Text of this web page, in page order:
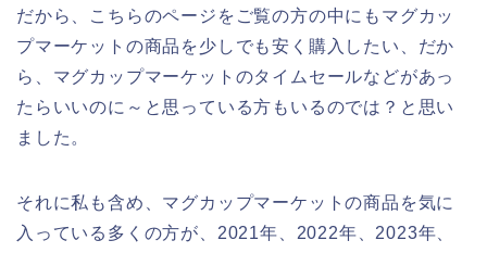
だから、こちらのページをご覧の方の中にもマグカッ
プマーケットの商品を少しでも安く購入したい、だか
ら、マグカップマーケットのタイムセールなどがあっ
たらいいのに～と思っている方もいるのでは？と思い
ました。
それに私も含め、マグカップマーケットの商品を気に
入っている多くの方が、2021年、2022年、2023年、